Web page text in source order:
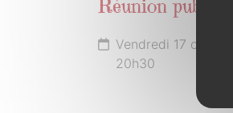
Réunion publique
Vendredi 17
20h30